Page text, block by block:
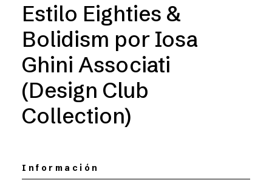
Estilo Eighties &
Bolidism por Iosa
Ghini Associati
(Design Club
Collection)
Información